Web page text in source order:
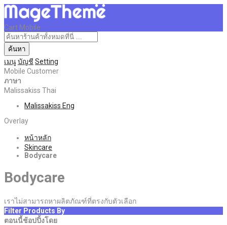
Cart Mobile
ค้นหา
เมนูบัญชี Setting
Mobile Customer
ภาษา
Malissakiss Thai
Malissakiss Eng
Overlay
หน้าหลัก
Skincare
Bodycare
Bodycare
เราไม่สามารถหาผลิตภัณฑ์ที่ตรงกับตัวเลือก
Filter Products By
ตอนนี้ช้อปปิ้งโดย